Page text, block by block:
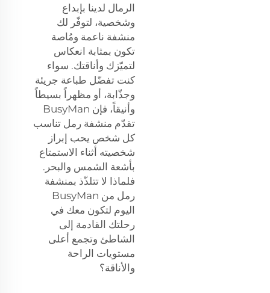
الرمال لدينا بإبداع
وشخصية، لتوفّر لك
منشفة ناعمة ومُاصة
تكون بمثابة انعكاس
لتميّزك وأناقتك. سواء
كنت تفضّل طباعة جريئة
وجذّابة، أو مظهراً بسيطاً
وأنيقاً، فإن BusyMan
تقدّم منشفة رمل تناسب
كل شخص يحب إبراز
شخصيته أثناء الاستمتاع
بأشعة الشمس والبحر.
فلماذا لا تتلذّذ بمنشفة
رمل من BusyMan
اليوم لتكون معك في
رحلتك القادمة إلى
الشاطئ وتجمع أعلى
مستويات الراحة
والأناقة؟